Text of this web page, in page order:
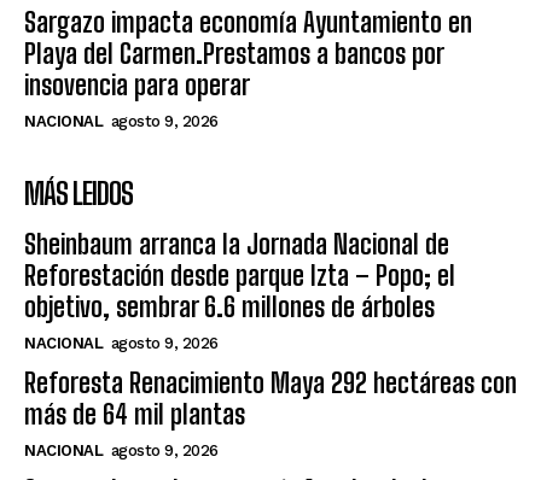
Sargazo impacta economía Ayuntamiento en
Playa del Carmen.Prestamos a bancos por
insovencia para operar
NACIONAL agosto 9, 2026
MÁS LEIDOS
Sheinbaum arranca la Jornada Nacional de
Reforestación desde parque Izta – Popo; el
objetivo, sembrar 6.6 millones de árboles
NACIONAL agosto 9, 2026
Reforesta Renacimiento Maya 292 hectáreas con
más de 64 mil plantas
NACIONAL agosto 9, 2026